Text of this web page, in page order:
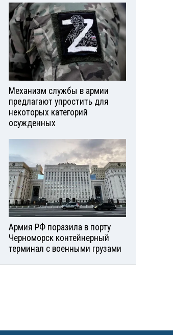
Механизм службы в армии
предлагают упростить для
некоторых категорий
осужденных
Армия РФ поразила в порту
Черноморск контейнерный
терминал с военными грузами